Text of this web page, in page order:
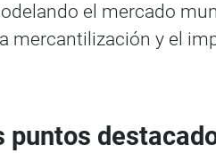
el mercado
mercantilización y el
puntos